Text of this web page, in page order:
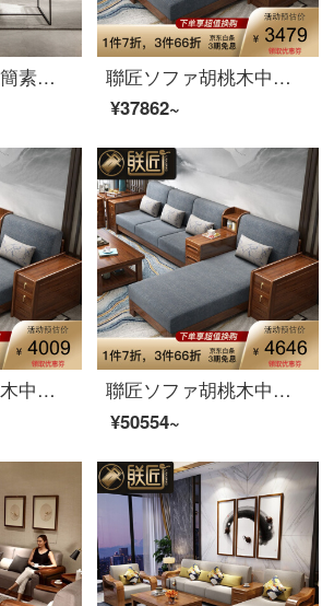
イタリア式の極簡素な頭層の牛皮ソファ黒の3人の羽毛の真皮は現代でシンプルで高級な客間の家具のイタリア式は極簡単です。
聯匠ソファ胡桃木中国式の木のソファーL字型の回転角ソファーセット1+2+3手すり引出し収納物ソファリビング家具セット4人掛け空色のシートカバー
¥37862~
聯匠ソファ胡桃木中国式の木のソファーL字型の回転角ソファセット1+2+3手すり引き出し収納ソファルーム家具セット4人位+貴妃位天青座バッグ
聯匠ソファ胡桃木中国式の実木ソファL形の回転角ソファセット1+2+3手すり引出し収納ソファルーム家具セット4人分+辺数+貴妃位天青座バッグ
¥50554~